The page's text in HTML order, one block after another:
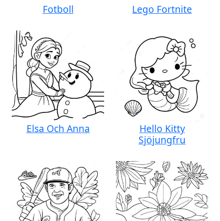
Fotboll Lego Fortnite
Elsa Och Anna
Hello Kitty
Sjöjungfru